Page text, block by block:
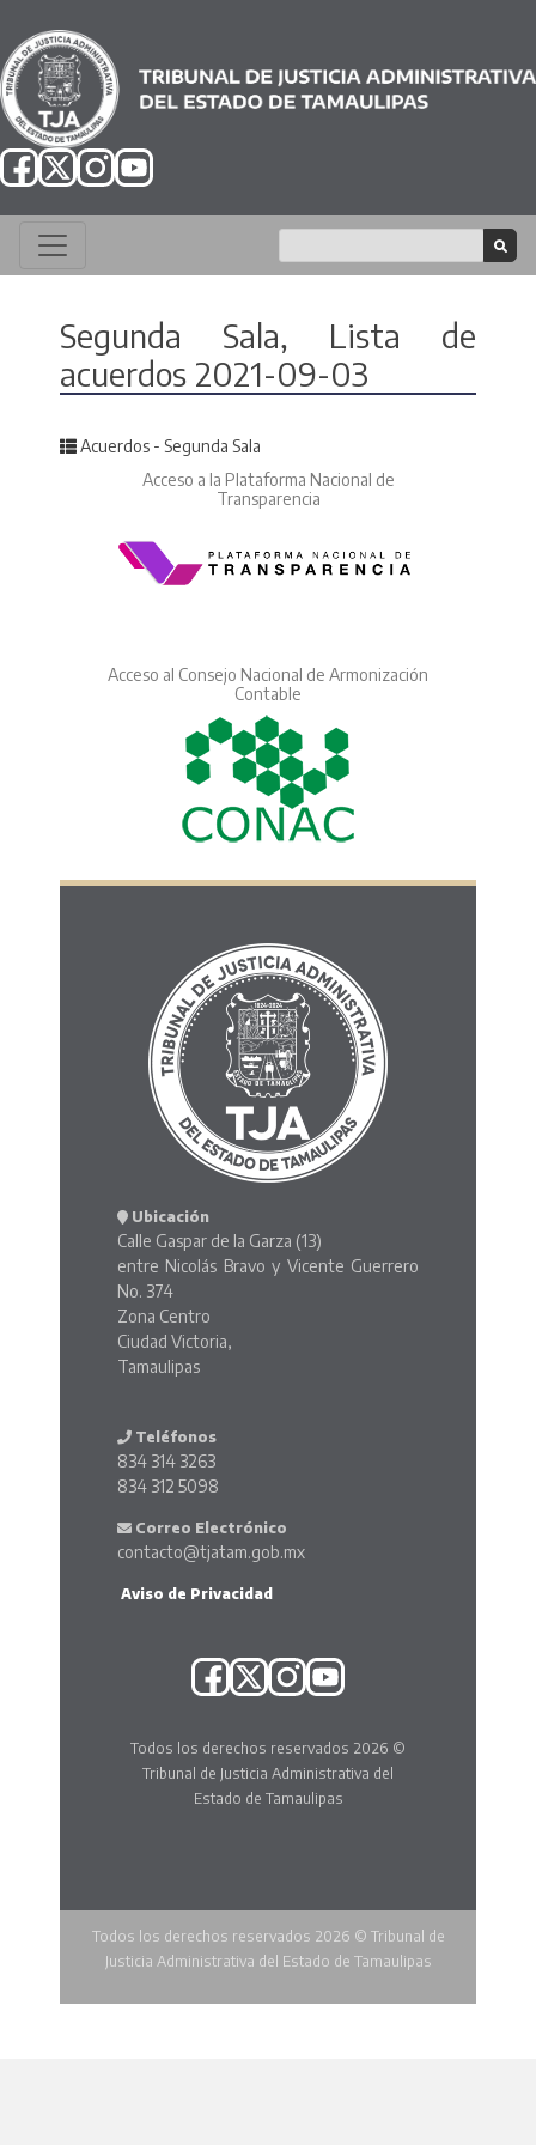
Segunda Sala, Lista de
acuerdos 2021-09-03
Posted in
Acuerdos - Segunda Sala
Acceso a la Plataforma Nacional de
Transparencia
Acceso al Consejo Nacional de Armonización
Contable
Ubicación
Calle Gaspar de la Garza (13)
entre Nicolás Bravo y Vicente Guerrero
No. 374
Zona Centro
Ciudad Victoria,
Tamaulipas
Teléfonos
834 314 3263
834 312 5098
Correo Electrónico
contacto@tjatam.gob.mx
Aviso de Privacidad
Todos los derechos reservados 2026 ©
Tribunal de Justicia Administrativa del
Estado de Tamaulipas
Todos los derechos reservados 2026 © Tribunal de
Justicia Administrativa del Estado de Tamaulipas